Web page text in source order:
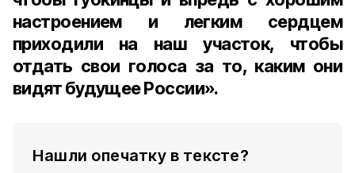
настроением и легким сердцем
приходили на наш участок, чтобы
отдать свои голоса за то, каким они
видят будущее России».
Нашли опечатку в тексте?